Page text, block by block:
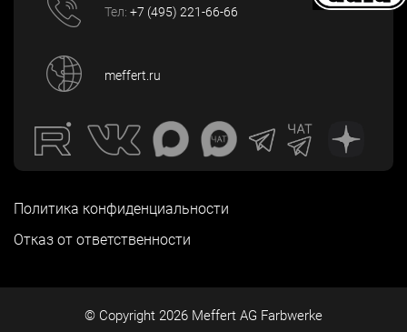
Тел: +7 (495) 221-66-66
meffert.ru
Политика конфиденциальности
Отказ от ответственности
© Copyright 2026 Meffert AG Farbwerke